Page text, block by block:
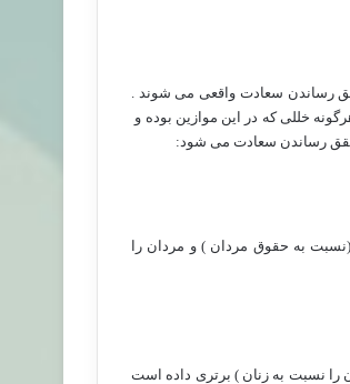
رساندن سعادت واقعی می شوند .
خللی که در این موازین بوده و
تحقق رساندن سعادت می شود:
به حقوق مردان ) و مردان را
را نسبت به زنان ) برتری داده است